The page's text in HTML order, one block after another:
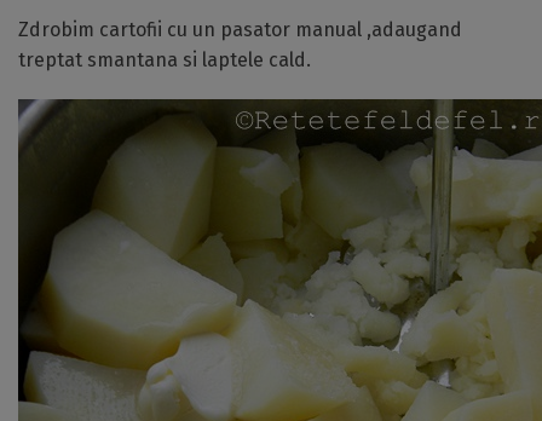
Zdrobim cartofii cu un pasator manual ,adaugand
treptat smantana si laptele cald.